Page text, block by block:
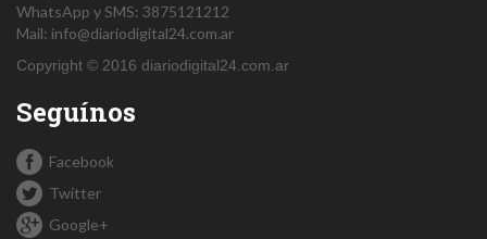
WhatsApp y SMS: 3875121212
Mail: info@diariodigital24.com.ar
Copyright © 2016 diariodigital24.com.ar
Seguínos
Facebook
Twitter
Google+